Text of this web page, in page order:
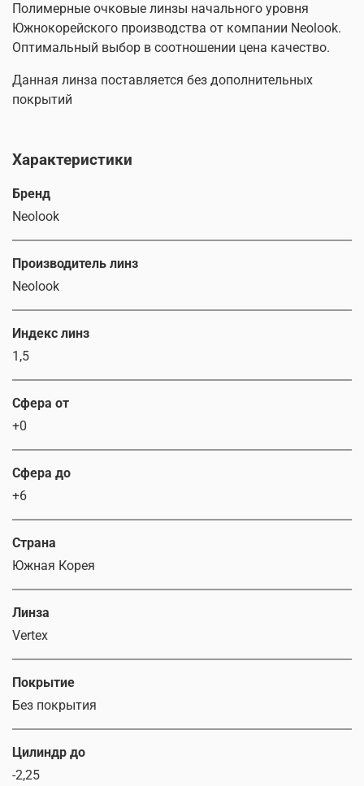
Полимерные очковые линзы начального уровня
Южнокорейского производства от компании Neolook.
Оптимальный выбор в соотношении цена качество.
Данная линза поставляется без дополнительных
покрытий
Характеристики
Бренд
Neolook
Производитель линз
Neolook
Индекс линз
1,5
Сфера от
+0
Сфера до
+6
Страна
Южная Корея
Линза
Vertex
Покрытие
Без покрытия
Цилиндр до
-2,25